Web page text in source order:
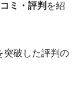
ミ・評判 を紹
突破した評判の